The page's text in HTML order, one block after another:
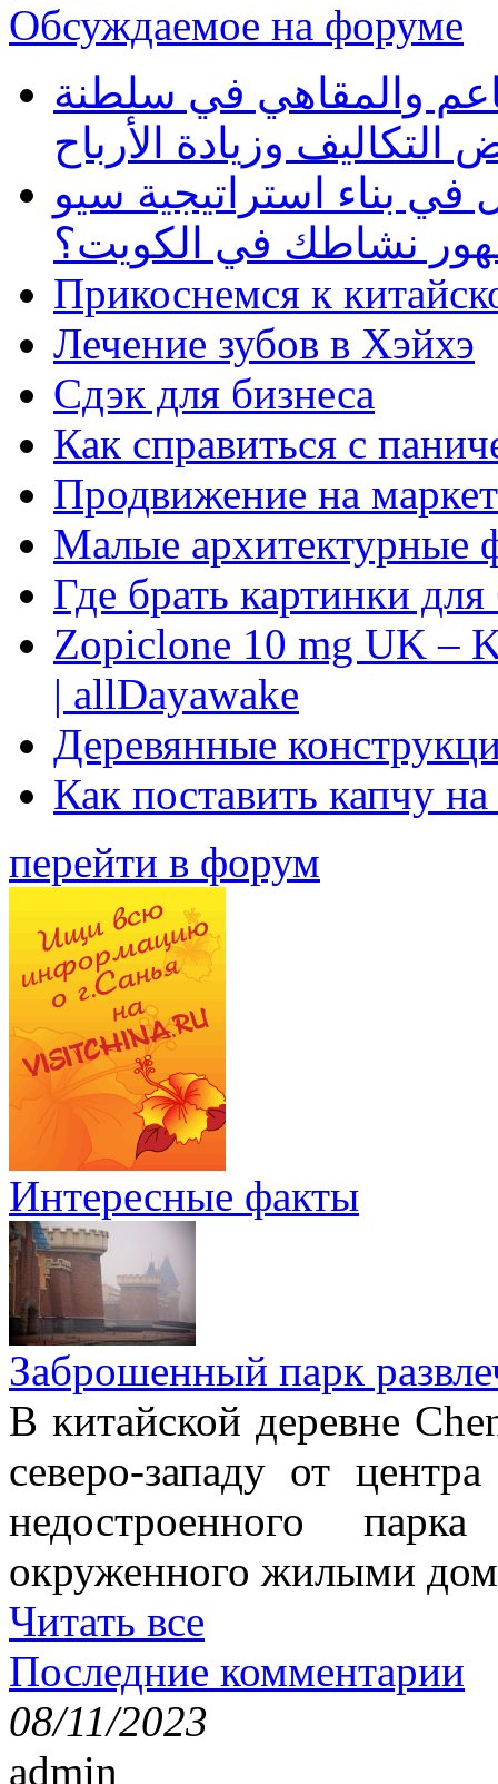
Обсуждаемое на форуме
والمقاهي في سلطنة
وزيادة الأرباح
بناء استراتيجية سيو
نشاطك في الكويت؟
Прикоснемся к
Лечение зубов в Хэйхэ
Сдэк для бизнеса
Как справиться с
Продвижение на
Малые архитектурные
Где брать картинки
Zopiclone 10 mg UK –
| allDayawake
Деревянные
Как поставить капчу
перейти в форум
Интересные факты
Заброшенный парк
В китайской деревне
северо-западу от
недостроенного
окруженного жилыми
Читать все
Последние комментарии
08/11/2023
admin